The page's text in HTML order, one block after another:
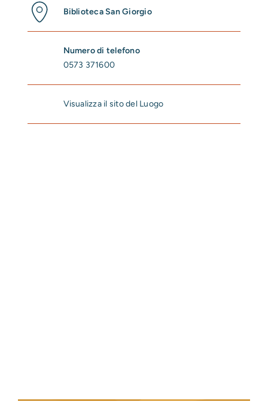
Biblioteca San Giorgio
Numero di telefono
0573 371600
Visualizza il sito del Luogo